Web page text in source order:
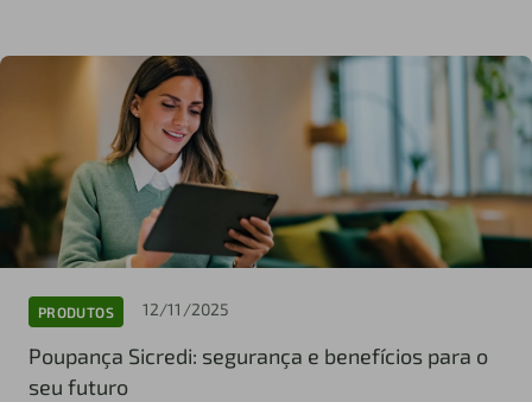
PRODUTOS 12/11/2025
Poupança Sicredi: segurança e benefícios para o
seu futuro